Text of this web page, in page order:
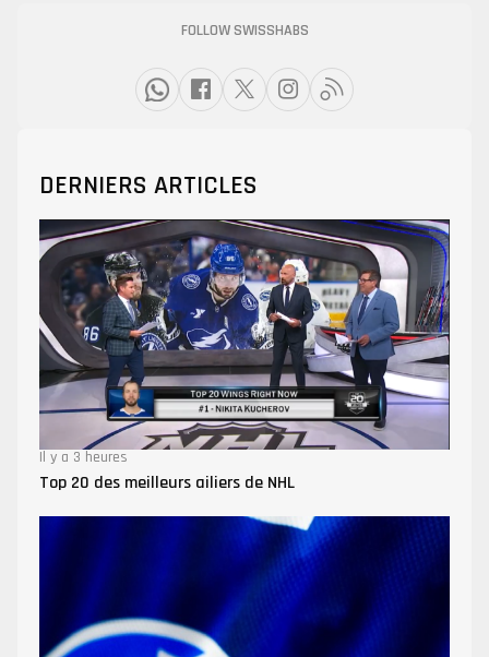
FOLLOW SWISSHABS
DERNIERS ARTICLES
Il y a 3 heures
Top 20 des meilleurs ailiers de NHL